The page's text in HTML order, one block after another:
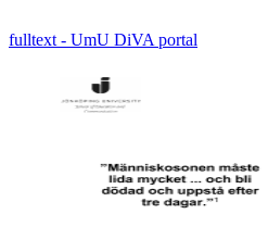
fulltext - UmU DiVA portal